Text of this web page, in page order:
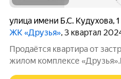
улица имени Б.С. Кудухова,1
ЖК «Друзья», 3 квартал
Продаётся квартира от
жилом комплексе